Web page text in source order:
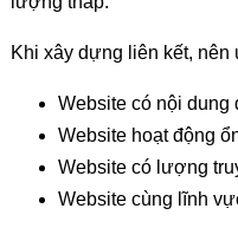
Khi xây dựng liên kết, nên
Website có nội dung
Website hoạt động
Website có lượng
Website cùng lĩnh